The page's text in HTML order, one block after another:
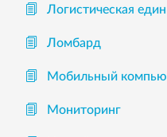
Логистическая
Ломбард
Мобильный
Мониторинг